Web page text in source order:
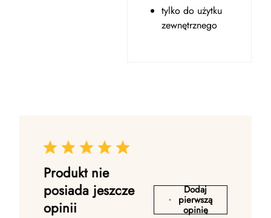
tylko do użytku
zewnętrznego
Produkt nie
posiada jeszcze
opinii
Dodaj
pierwszą
opinię